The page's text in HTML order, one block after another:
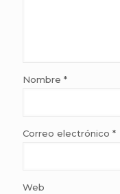
Nombre *
Correo electrónico *
Web